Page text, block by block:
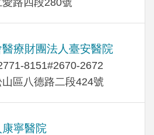
療財團法人臺安醫院
8151#2670-2672
區八德路二段424號
寧醫院